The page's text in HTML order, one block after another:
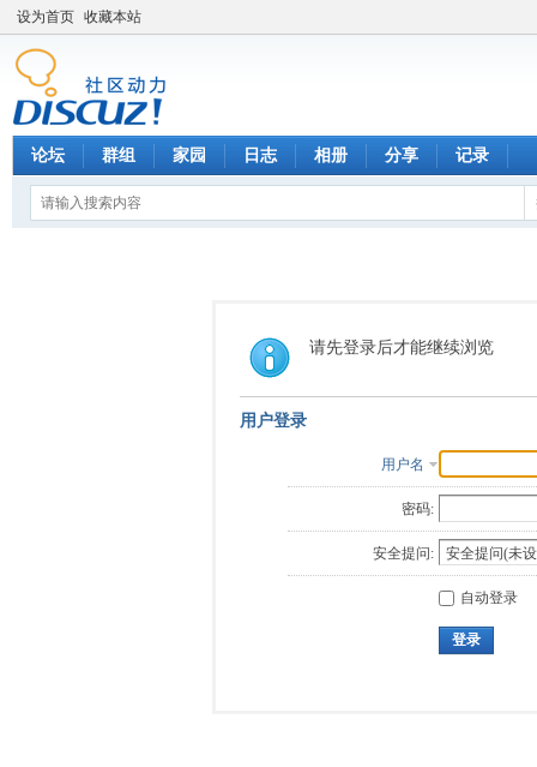
设为首页 收藏本站
论坛 群组 家园 日志 相册 分享 记录
请先登录后才能继续浏览
用户登录
用户名
密码:
安全提问:
自动登录
登录